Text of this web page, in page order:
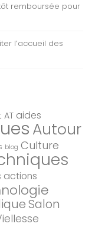
remboursée pour
l’accueil des
aides
Autour
blog Culture
actions
Salon